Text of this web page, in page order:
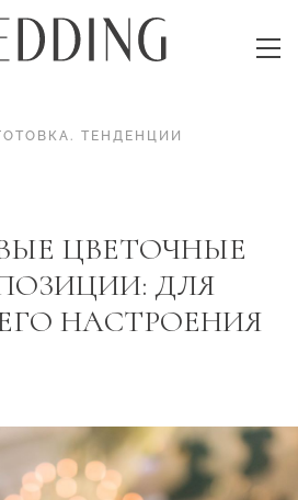
. ТЕНДЕНЦИИ
ЦВЕТОЧНЫЕ
ДЛЯ
НАСТРОЕНИЯ